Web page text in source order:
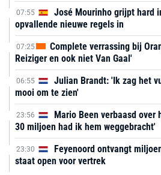
07:55
José Mourinho grijpt hard
opvallende nieuwe regels in
07:25
Complete verrassing bij
Reiziger en ook niet Van Gaal'
06:55
Julian Brandt: 'Ik zag het
mooi om te zien'
23:56
Mario Been verbaasd over
30 miljoen had ik hem weggebracht'
23:30
Feyenoord ontvangt
staat open voor vertrek